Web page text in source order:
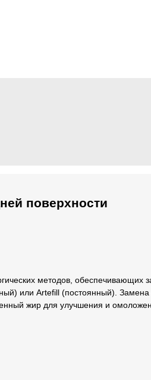
поверхности
методов,
или Artefill (постоянный). Замена
жир для улучшения и